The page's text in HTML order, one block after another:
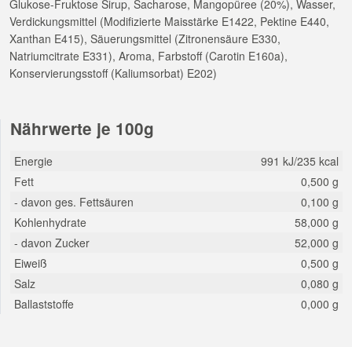
Glukose-Fruktose Sirup, Sacharose, Mangopüree (20%), Wasser,
Verdickungsmittel (Modifizierte Maisstärke E1422, Pektine E440,
Xanthan E415), Säuerungsmittel (Zitronensäure E330,
Natriumcitrate E331), Aroma, Farbstoff (Carotin E160a),
Konservierungsstoff (Kaliumsorbat) E202)
Nährwerte je 100g
Energie
991 kJ/235 kcal
Fett
0,500 g
- davon ges. Fettsäuren
0,100 g
Kohlenhydrate
58,000 g
- davon Zucker
52,000 g
Eiweiß
0,500 g
Salz
0,080 g
Ballaststoffe
0,000 g